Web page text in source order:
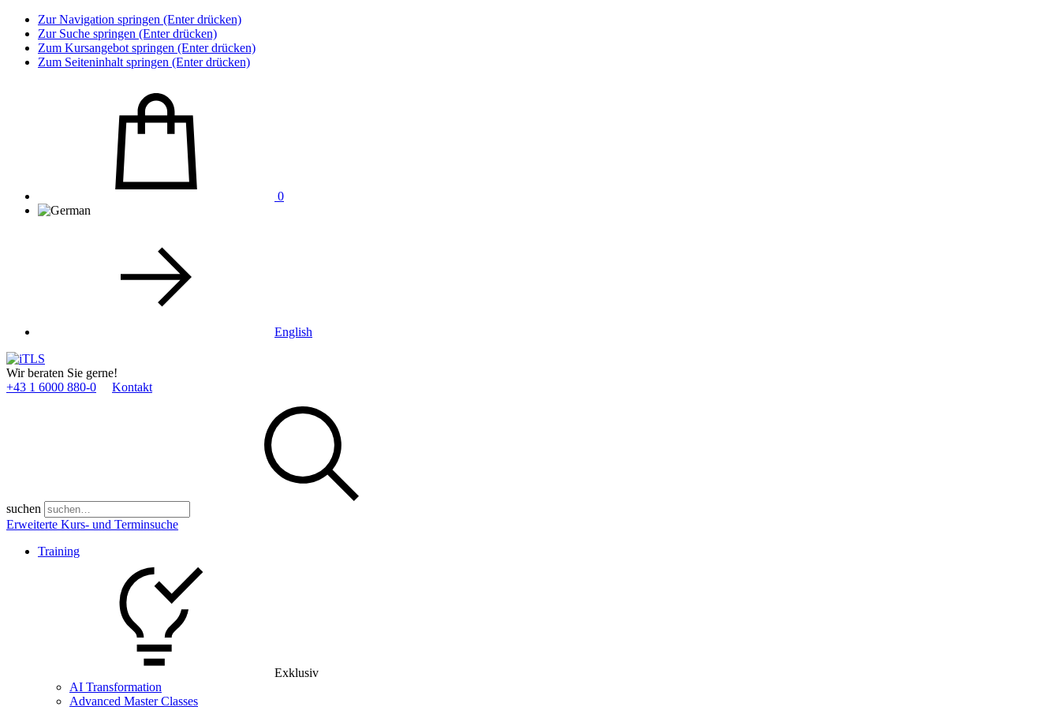
Zur Navigation springen (Enter drücken)
Zur Suche springen (Enter drücken)
Zum Kursangebot springen (Enter drücken)
Zum Seiteninhalt springen (Enter drücken)
0
English
Wir beraten Sie gerne!
+43 1 6000 880­-0
Kontakt
suchen
Erweiterte Kurs- und Terminsuche
Training
Exklusiv
AI Transformation
Advanced Master Classes